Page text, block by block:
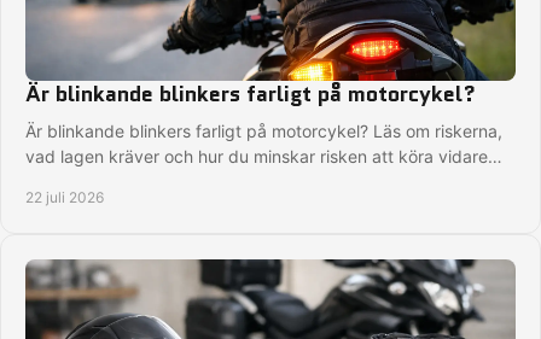
Är blinkande blinkers farligt på motorcykel?
Är blinkande blinkers farligt på motorcykel? Läs om riskerna,
vad lagen kräver och hur du minskar risken att köra vidare
22 juli 2026